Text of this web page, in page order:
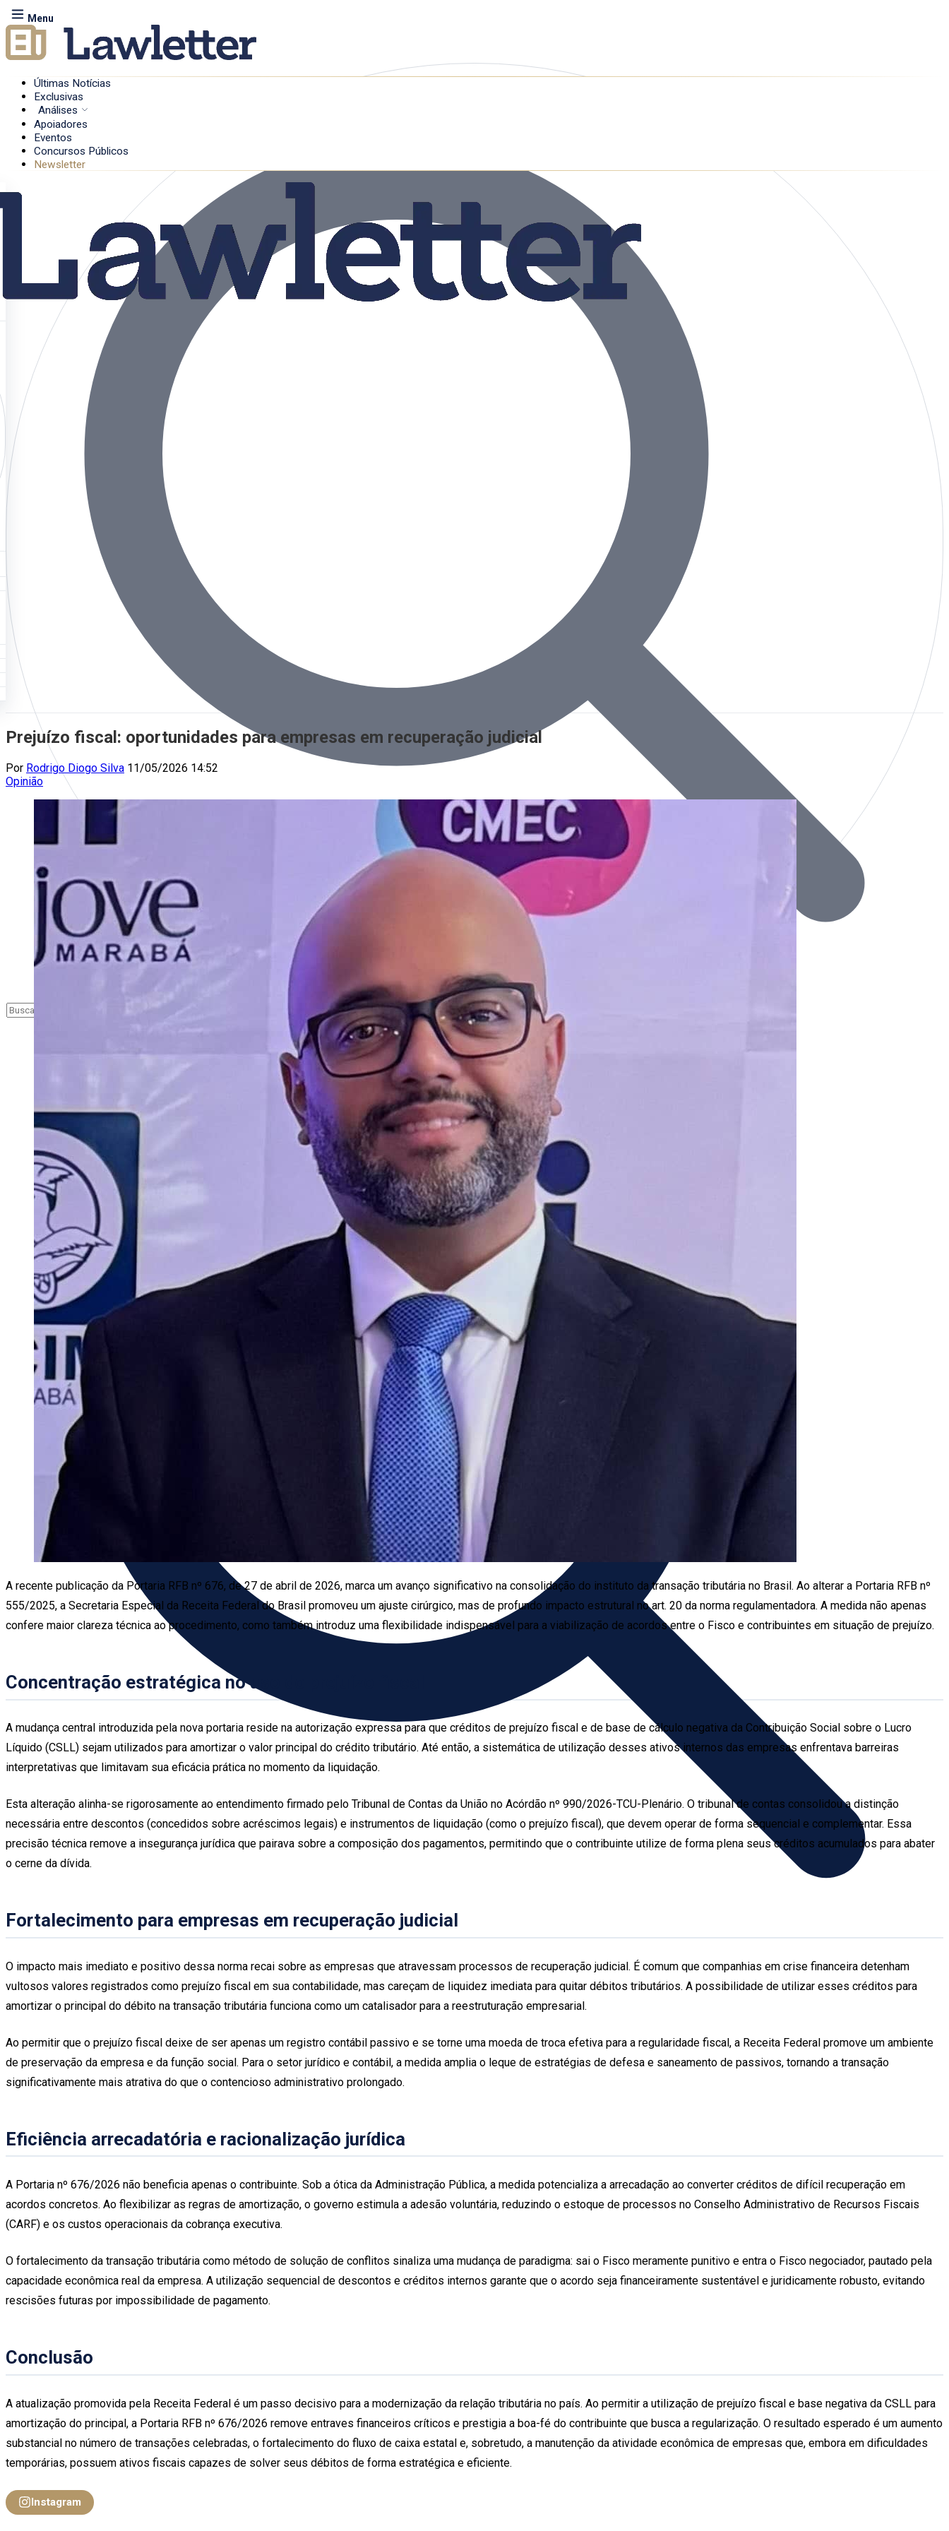
Menu
Últimas Notícias
Exclusivas
Análises
Apoiadores
Eventos
Concursos Públicos
Newsletter
Prejuízo fiscal: oportunidades para empresas em recuperação judicial
Por Rodrigo Diogo Silva 11/05/2026 14:52
Opinião
A recente publicação da Portaria RFB nº 676, de 27 de abril de 2026, marca um avanço significativo na consolidação do instituto da transação tributária no Brasil. Ao alterar a Portaria RFB nº
555/2025, a Secretaria Especial da Receita Federal do Brasil promoveu um ajuste cirúrgico, mas de profundo impacto estrutural no art. 20 da norma regulamentadora. A medida não apenas
confere maior clareza técnica ao procedimento, como também introduz uma flexibilidade indispensável para a viabilização de acordos entre o Fisco e contribuintes em situação de prejuízo.
Concentração estratégica no uso do prejuízo fiscal
A mudança central introduzida pela nova portaria reside na autorização expressa para que créditos de prejuízo fiscal e de base de cálculo negativa da Contribuição Social sobre o Lucro
Líquido (CSLL) sejam utilizados para amortizar o valor principal do crédito tributário. Até então, a sistemática de utilização desses ativos internos das empresas enfrentava barreiras
interpretativas que limitavam sua eficácia prática no momento da liquidação.
Esta alteração alinha-se rigorosamente ao entendimento firmado pelo Tribunal de Contas da União no Acórdão nº 990/2026-TCU-Plenário. O tribunal de contas consolidou a distinção
necessária entre descontos (concedidos sobre acréscimos legais) e instrumentos de liquidação (como o prejuízo fiscal), que devem operar de forma sequencial e complementar. Essa
precisão técnica remove a insegurança jurídica que pairava sobre a composição dos pagamentos, permitindo que o contribuinte utilize de forma plena seus créditos acumulados para abater
o cerne da dívida.
Fortalecimento para empresas em recuperação judicial
O impacto mais imediato e positivo dessa norma recai sobre as empresas que atravessam processos de recuperação judicial. É comum que companhias em crise financeira detenham
vultosos valores registrados como prejuízo fiscal em sua contabilidade, mas careçam de liquidez imediata para quitar débitos tributários. A possibilidade de utilizar esses créditos para
amortizar o principal do débito na transação tributária funciona como um catalisador para a reestruturação empresarial.
Ao permitir que o prejuízo fiscal deixe de ser apenas um registro contábil passivo e se torne uma moeda de troca efetiva para a regularidade fiscal, a Receita Federal promove um ambiente
de preservação da empresa e da função social. Para o setor jurídico e contábil, a medida amplia o leque de estratégias de defesa e saneamento de passivos, tornando a transação
significativamente mais atrativa do que o contencioso administrativo prolongado.
Eficiência arrecadatória e racionalização jurídica
A Portaria nº 676/2026 não beneficia apenas o contribuinte. Sob a ótica da Administração Pública, a medida potencializa a arrecadação ao converter créditos de difícil recuperação em
acordos concretos. Ao flexibilizar as regras de amortização, o governo estimula a adesão voluntária, reduzindo o estoque de processos no Conselho Administrativo de Recursos Fiscais
(CARF) e os custos operacionais da cobrança executiva.
O fortalecimento da transação tributária como método de solução de conflitos sinaliza uma mudança de paradigma: sai o Fisco meramente punitivo e entra o Fisco negociador, pautado pela
capacidade econômica real da empresa. A utilização sequencial de descontos e créditos internos garante que o acordo seja financeiramente sustentável e juridicamente robusto, evitando
rescisões futuras por impossibilidade de pagamento.
Conclusão
A atualização promovida pela Receita Federal é um passo decisivo para a modernização da relação tributária no país. Ao permitir a utilização de prejuízo fiscal e base negativa da CSLL para
amortização do principal, a Portaria RFB nº 676/2026 remove entraves financeiros críticos e prestigia a boa-fé do contribuinte que busca a regularização. O resultado esperado é um aumento
substancial no número de transações celebradas, o fortalecimento do fluxo de caixa estatal e, sobretudo, a manutenção da atividade econômica de empresas que, embora em dificuldades
temporárias, possuem ativos fiscais capazes de solver seus débitos de forma estratégica e eficiente.
Instagram